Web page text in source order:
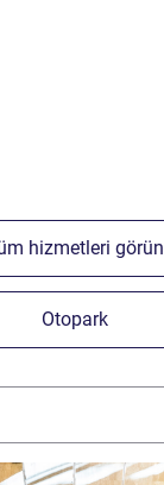
hizmetleri görün
Otopark